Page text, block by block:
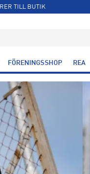
TILL BUTIK
FÖRENINGSSHOP REA